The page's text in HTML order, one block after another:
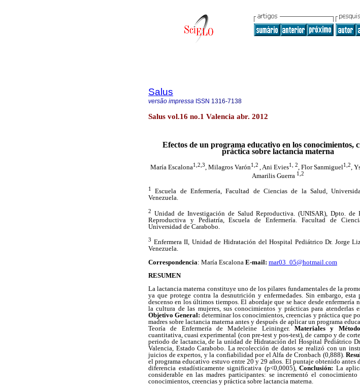
Salus
versão impressa ISSN 1316-7138
Salus vol.16 no.1 Valencia abr. 2012
Efectos de un programa educativo en los conocimientos,
práctica sobre lactancia materna
María Escalona1,2,3 , Milagros Varón1,2 , Ani Evies1, 2 , Flor Sanmiguel1,2 ,
Amarilis Guerra 1,2
1
Escuela de Enfermería, Facultad de Ciencias de la Salud,
Venezuela.
2 Unidad de Investigación de Salud Reproductiva. (UNISAR), Dpto. de
Reproductiva y Pediatría, Escuela de Enfermería. Facultad de
Universidad de Carabobo.
3 Enfermera II, Unidad de Hidratación del Hospital Pediátrico Dr. Jorge
Venezuela.
Correspondencia: María Escalona E-mail: mar03_05@hotmail.com
RESUMEN
La lactancia materna constituye uno de los pilares fundamentales de la
ya que protege contra la desnutrición y enfermedades. Sin embargo, esta
descenso en los últimos tiempos. El abordaje que se hace desde enfermería
la cultura de las mujeres, sus conocimientos y prácticas para atenderlas
Objetivo General:determinar los conocimientos, creencias y práctica que
madres sobre lactancia materna antes y después de aplicar un programa
Teoría de Enfermería de Madeleine Leininger. Materiales y
cuantitativa, cuasi experimental (con pre-test y pos-test), de campo y de
periodo de lactancia, de la unidad de Hidratación del Hospital Pediátrico
Valencia, Estado Carabobo. La recolección de datos se realizó con un
juicios de expertos, y la confiabilidad por el Alfa de Cronbach (0,888).
el programa educativo estuvo entre 20 y 29 años. El puntaje obtenido
diferencia estadísticamente significativa (p<0,0005), Conclusión: La
considerable en las madres participantes: se incrementó el
conocimientos, creencias y práctica sobre lactancia materna.